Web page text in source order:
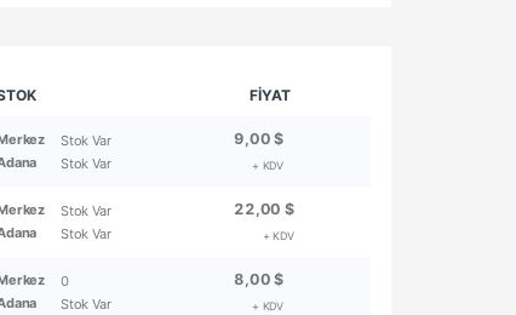
FİYAT
Stok Var
Stok Var
9,00 $
+ KDV
Stok Var
Stok Var
22,00 $
+ KDV
0
Stok Var
8,00 $
+ KDV